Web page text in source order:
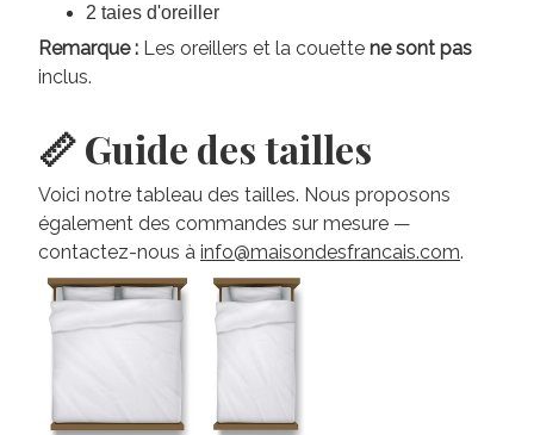
2 taies d'oreiller
Remarque : Les oreillers et la couette ne sont pas
inclus.
📏 Guide des tailles
Voici notre tableau des tailles. Nous proposons
également des commandes sur mesure —
contactez-nous à info@maisondesfrancais.com.